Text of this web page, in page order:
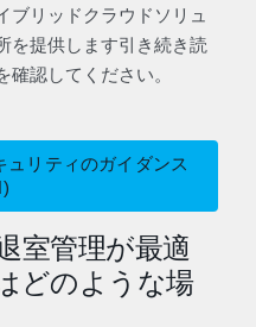
ブリッドクラウドソリュ
を提供します引き続き読
認してください。
リティのガイダンス
室管理が最適
どのような場